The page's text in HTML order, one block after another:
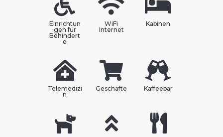
Einrichtun
gen für
Behindert
e
WiFi
Internet
Kabinen
Telemedizi
n
Geschäfte Kaffeebar